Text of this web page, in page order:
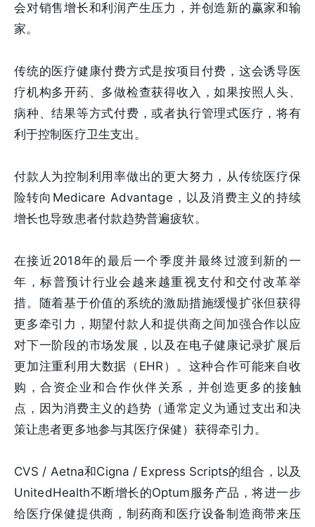
会对销售增长和利润产生压力，并创造新的赢家和输
家。
传统的医疗健康付费方式是按项目付费，这会诱导医
疗机构多开药、多做检查获得收入，如果按照人头、
病种、结果等方式付费，或者执行管理式医疗，将有
利于控制医疗卫生支出。
付款人为控制利用率做出的更大努力，从传统医疗保
险转向Medicare Advantage，以及消费主义的持续
增长也导致患者付款趋势普遍疲软。
在接近2018年的最后一个季度并最终过渡到新的一
年，标普预计行业会越来越重视支付和交付改革举
措。随着基于价值的系统的激励措施缓慢扩张但获得
更多牵引力，期望付款人和提供商之间加强合作以应
对下一阶段的市场发展，以及在电子健康记录扩展后
更加注重利用大数据（EHR）。这种合作可能来自收
购，合资企业和合作伙伴关系，并创造更多的接触
点，因为消费主义的趋势（通常定义为通过支出和决
策让患者更多地参与其医疗保健）获得牵引力。
CVS / Aetna和Cigna / Express Scripts的组合，以及
UnitedHealth不断增长的Optum服务产品，将进一步
给医疗保健提供商，制药商和医疗设备制造商带来压